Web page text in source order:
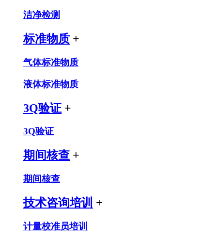
洁净检测
标准物质 +
气体标准物质
液体标准物质
3Q验证 +
3Q验证
期间核查 +
期间核查
技术咨询培训 +
计量校准员培训